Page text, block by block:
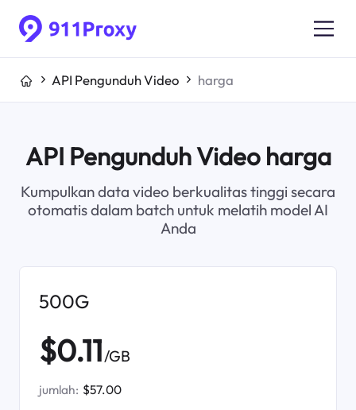
API Pengunduh Video harga
API Pengunduh Video harga
Kumpulkan data video berkualitas tinggi secara
otomatis dalam batch untuk melatih model AI
Anda
500G
$0.11/GB
jumlah: $57.00